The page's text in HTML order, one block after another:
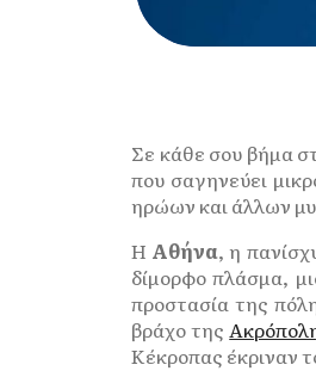
Σε κάθε σου βήμα
που σαγηνεύει
ηρώων και άλλων
Η Αθήνα, η
δίμορφο πλάσμα,
προστασία της
βράχο της
Κέκροπας έκριναν